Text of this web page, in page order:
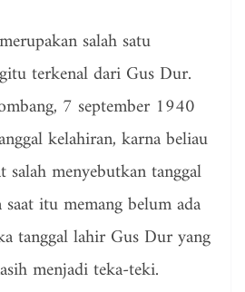
salah satu
terkenal dari Gus Dur.
7 september 1940
kelahiran, karna beliau
menyebutkan tanggal
itu memang belum ada
tanggal lahir Gus Dur yang
menjadi teka-teki.